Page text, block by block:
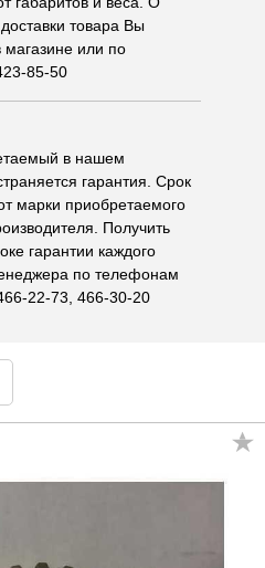
товара Вы
магазине или по
85-50
в нашем
гарантия. Срок
марки приобретаемого
Получить
гарантии каждого
по телефонам
22-73, 466-30-20